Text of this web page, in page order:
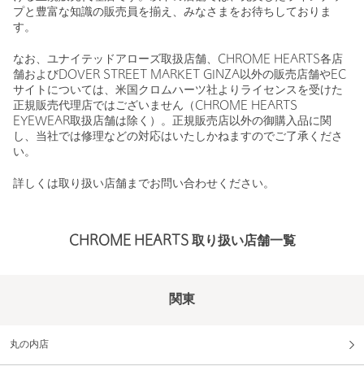
プと豊富な知識の販売員を揃え、みなさまをお待ちしておりま
す。
なお、ユナイテッドアローズ取扱店舗、CHROME HEARTS各店
舗およびDOVER STREET MARKET GINZA以外の販売店舗やEC
サイトについては、米国クロムハーツ社よりライセンスを受けた
正規販売代理店ではございません（CHROME HEARTS
EYEWEAR取扱店舗は除く）。正規販売店以外の御購入品に関
し、当社では修理などの対応はいたしかねますのでご了承くださ
い。
詳しくは取り扱い店舗までお問い合わせください。
CHROME HEARTS 取り扱い店舗一覧
関東
丸の内店